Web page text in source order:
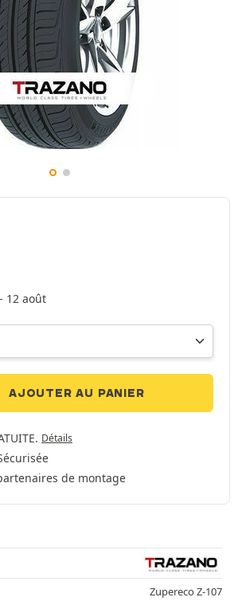
12 août
AJOUTER AU PANIER
Détails
de montage
Zupereco Z-107